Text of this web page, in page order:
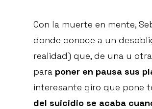
Con la muerte en mente,
donde conoce a un
realidad) que, de una u
para poner en pausa sus
interesante giro que pone
del suicidio se acaba